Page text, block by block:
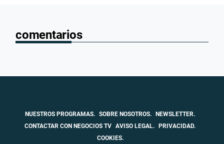
comentarios
NUESTROS PROGRAMAS. SOBRE NOSOTROS. NEWSLETTER.
CONTACTAR CON NEGOCIOS TV AVISO LEGAL. PRIVACIDAD.
COOKIES.